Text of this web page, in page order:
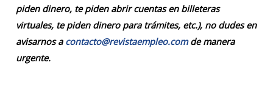
piden dinero, te piden abrir cuentas en billeteras
virtuales, te piden dinero para trámites, etc.), no dudes en
avisarnos a contacto@revistaempleo.comde manera
urgente.